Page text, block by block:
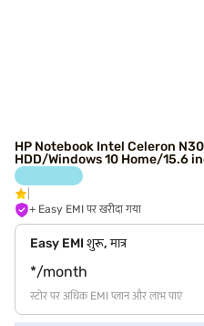
HP Notebook Intel Celeron
HDD/Windows 10 Home/15.6
+ Easy EMI पर खरीदा गया
Easy EMI शुरू, मात्र
*/month
स्टोर पर अधिक EMI प्लान और लाभ पाएं